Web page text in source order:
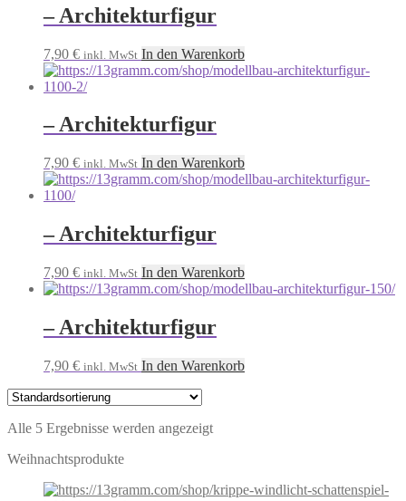
– Architekturfigur
7,90 € inkl. MwSt In den Warenkorb
– Architekturfigur
7,90 € inkl. MwSt In den Warenkorb
– Architekturfigur
7,90 € inkl. MwSt In den Warenkorb
– Architekturfigur
7,90 € inkl. MwSt In den Warenkorb
Alle 5 Ergebnisse werden angezeigt
Weihnachtsprodukte